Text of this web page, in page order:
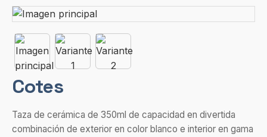
Cotes
Taza de cerámica de 350ml de capacidad en divertida
combinación de exterior en color blanco e interior en gama